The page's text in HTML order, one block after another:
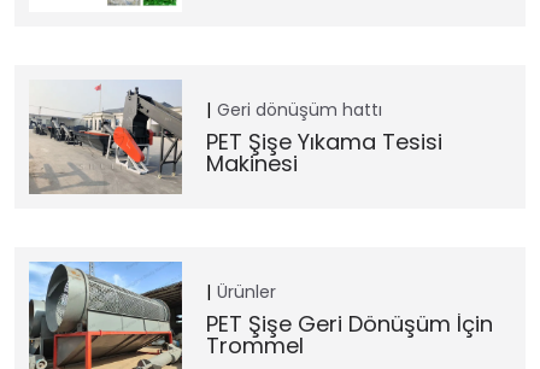
Geri dönüşüm hattı
PET Şişe Yıkama Tesisi
Makinesi
Ürünler
PET Şişe Geri Dönüşüm İçin
Trommel